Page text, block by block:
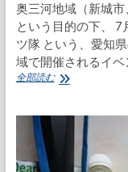
奥三河地域（新城
という目的の下、 7
ツ隊 という、愛知
域で開催されるイ
全部読むき